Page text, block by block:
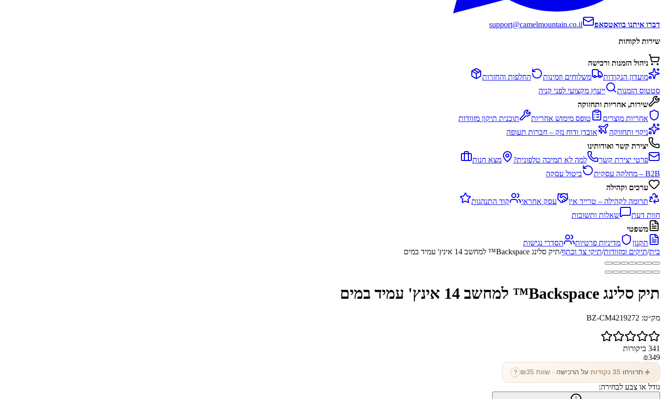
דברו איתנו בוואטסאפ
support@camelmountain.co.il
שירות לקוחות
ניהול הזמנות ורכישה
מועדון הנקודות
משלוחים וזמינות
החלפות והחזרות
סטטוס הזמנות
ייעוץ מקצועי לפני קניה
שירות, אחריות ותחזוקה
אחריות מוצרים
טופס מימוש אחריות
תוכנית תיקון מזוודות
ניקוי ותחזוקה
אובדן ודוח נזק – חברות תעופה
יצירת קשר ואודותינו
פרטי יצירת קשר
למה לא תמיכה טלפונית?
מצא חנות
B2B – מחלקה עסקית
ביטול עסקה
ערכים וקהילה
תרומה לקהילה – טרייד אין
עסק אחראי
קוד התנהגות
חוות דעת
שאלות ותשובות
משפטי
תקנון
מדיניות פרטיות
הסדרי נגישות
בית/תיקים ומזוודות/תיקי צד וכתף/תיק סלינג Backspace™ למחשב 14 אינץ' עמיד במים
תיק סלינג Backspace™ למחשב 14 אינץ' עמיד במים
מק״ט: BZ-CM4219272
341 ביקורות
₪349
✦ תרוויחו 35 נקודות על הרכישה · שוות ₪ 35
?
גודל או צבע לבחירה: